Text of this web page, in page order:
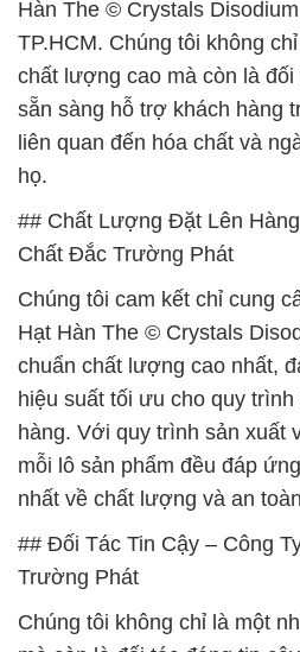
Hàn The © Crystals
TP.HCM. Chúng tôi không
chất lượng cao mà còn là đối
sẵn sàng hỗ trợ khách hàng
liên quan đến hóa chất và
họ.
## Chất Lượng Đặt Lên
Chất Đắc Trường Phát
Chúng tôi cam kết chỉ cung
Hạt Hàn The © Crystals
chuẩn chất lượng cao nhất,
hiệu suất tối ưu cho quy
hàng. Với quy trình sản xuất
mỗi lô sản phẩm đều đáp
nhất về chất lượng và an
## Đối Tác Tin Cậy – Công
Trường Phát
Chúng tôi không chỉ là một